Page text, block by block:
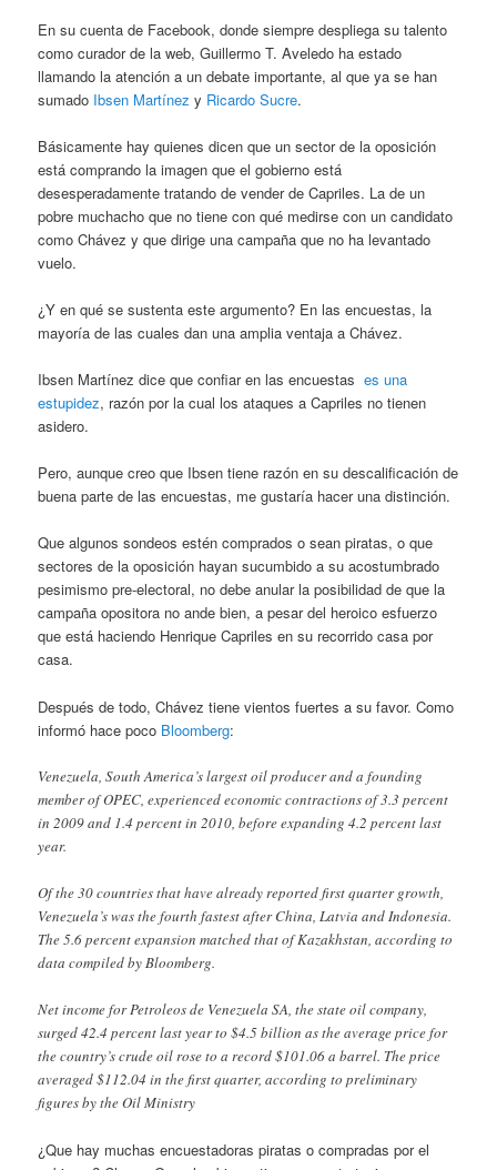
En su cuenta de Facebook, donde siempre despliega su talento
como curador de la web, Guillermo T. Aveledo ha estado
llamando la atención a un debate importante, al que ya se han
sumado Ibsen Martínez y Ricardo Sucre.
Básicamente hay quienes dicen que un sector de la oposición
está comprando la imagen que el gobierno está
desesperadamente tratando de vender de Capriles. La de un
pobre muchacho que no tiene con qué medirse con un candidato
como Chávez y que dirige una campaña que no ha levantado
vuelo.
¿Y en qué se sustenta este argumento? En las encuestas, la
mayoría de las cuales dan una amplia ventaja a Chávez.
Ibsen Martínez dice que confiar en las encuestases una
estupidez, razón por la cual los ataques a Capriles no tienen
asidero.
Pero, aunque creo que Ibsen tiene razón en su descalificación de
buena parte de las encuestas, me gustaría hacer una distinción.
Que algunos sondeos estén comprados o sean piratas, o que
sectores de la oposición hayan sucumbido a su acostumbrado
pesimismo pre-electoral, no debe anular la posibilidad de que la
campaña opositora no ande bien, a pesar del heroico esfuerzo
que está haciendo Henrique Capriles en su recorrido casa por
casa.
Después de todo, Chávez tiene vientos fuertes a su favor. Como
informó hace poco Bloomberg:
Venezuela, South America’s largest oil producer and a founding
member of OPEC, experienced economic contractions of 3.3 percent
in 2009 and 1.4 percent in 2010, before expanding 4.2 percent last
year.
Of the 30 countries that have already reported first quarter growth,
Venezuela’s was the fourth fastest after China, Latvia and Indonesia.
The 5.6 percent expansion matched that of Kazakhstan, according to
data compiled by Bloomberg.
Net income for Petroleos de Venezuela SA, the state oil company,
surged 42.4 percent last year to $4.5 billion as the average price for
the country’s crude oil rose to a record $101.06 a barrel. The price
averaged $112.04 in the first quarter, according to preliminary
figures by the Oil Ministry
¿Que hay muchas encuestadoras piratas o compradas por el